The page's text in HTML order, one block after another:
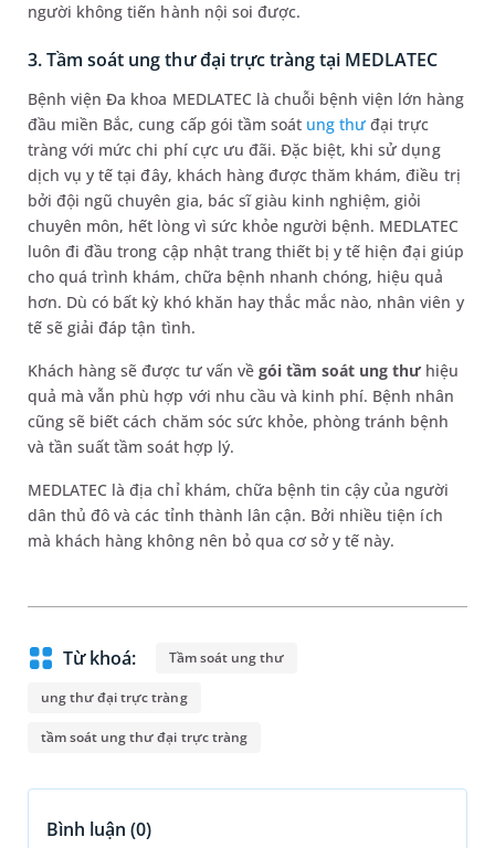
người không tiến hành nội soi được.
3. Tầm soát ung thư đại trực tràng tại MEDLATEC
Bệnh viện Đa khoa MEDLATEC là chuỗi bệnh viện lớn hàng
đầu miền Bắc, cung cấp gói tầm soát ung thư đại trực
tràng với mức chi phí cực ưu đãi. Đặc biệt, khi sử dụng
dịch vụ y tế tại đây, khách hàng được thăm khám, điều trị
bởi đội ngũ chuyên gia, bác sĩ giàu kinh nghiệm, giỏi
chuyên môn, hết lòng vì sức khỏe người bệnh. MEDLATEC
luôn đi đầu trong cập nhật trang thiết bị y tế hiện đại giúp
cho quá trình khám, chữa bệnh nhanh chóng, hiệu quả
hơn. Dù có bất kỳ khó khăn hay thắc mắc nào, nhân viên y
tế sẽ giải đáp tận tình.
Khách hàng sẽ được tư vấn về gói tầm soát ung thưhiệu
quả mà vẫn phù hợp với nhu cầu và kinh phí. Bệnh nhân
cũng sẽ biết cách chăm sóc sức khỏe, phòng tránh bệnh
và tần suất tầm soát hợp lý.
MEDLATEC là địa chỉ khám, chữa bệnh tin cậy của người
dân thủ đô và các tỉnh thành lân cận. Bởi nhiều tiện ích
mà khách hàng không nên bỏ qua cơ sở y tế này.
Từ khoá: Tầm soát ung thư
ung thư đại trực tràng
tầm soát ung thư đại trực tràng
Bình luận (0)